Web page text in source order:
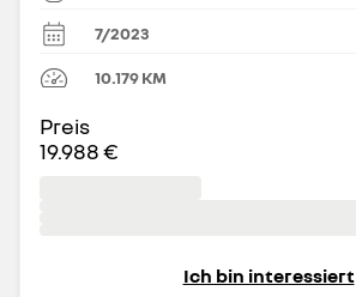
7/2023
10.179KM
Preis
19.988 €
Ich bin interessiert